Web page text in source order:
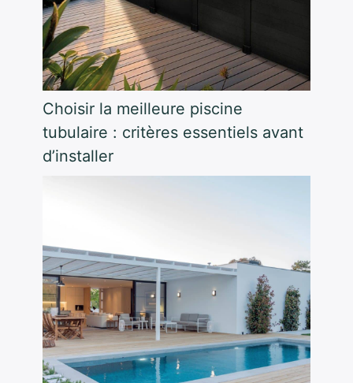
Choisir la meilleure piscine
tubulaire : critères essentiels avant
d’installer